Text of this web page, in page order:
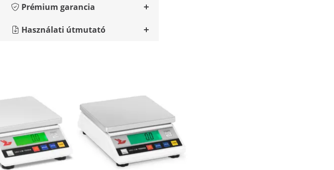
Prémium garancia
Használati útmutató